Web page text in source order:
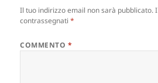
Il tuo indirizzo email non sarà pubblicato.
contrassegnati*
COMMENTO *